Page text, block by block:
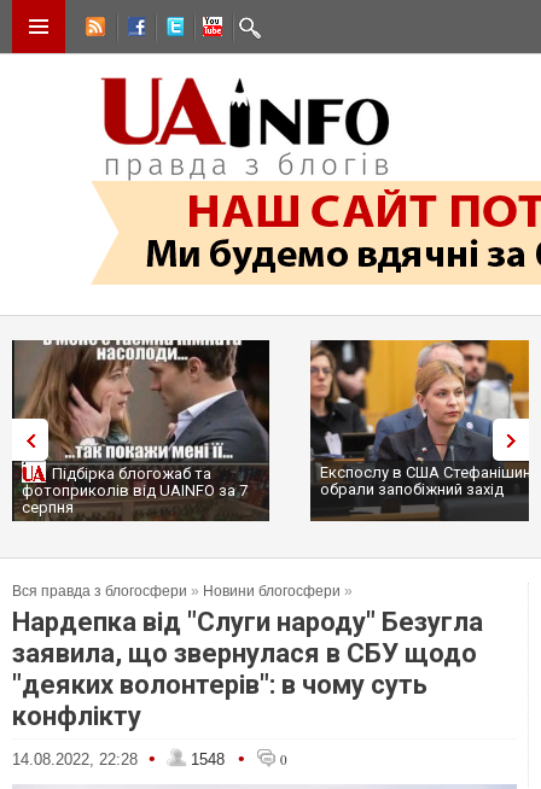
Експослу в США Стефанішиній
обрали запобіжний захід
Трамп не передасть Україні
сотні ракет до Patriot, бо у
Вся правда з блогосфери » Новини блогосфери »
Нардепка від "Слуги народу" Безугла
заявила, що звернулася в СБУ щодо
"деяких волонтерів": в чому суть
конфлікту
14.08.2022, 22:28 • 1548 • 0